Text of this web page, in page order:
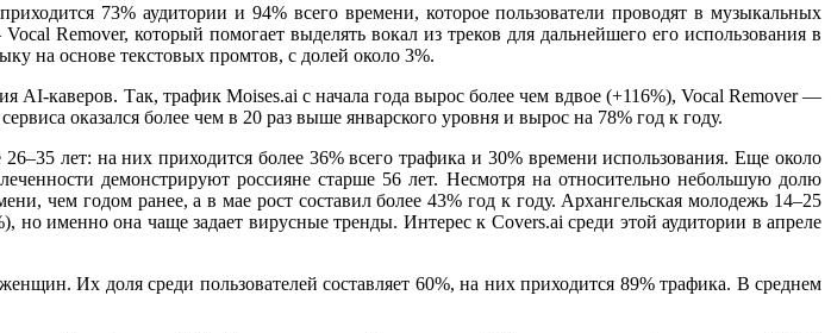
73% аудитории и 94% всего времени, которое пользователи проводят в музыкальных
Remover, который помогает выделять вокал из треков для дальнейшего его использования в
на основе текстовых промтов, с долей около 3%.
AI-каверов. Так, трафик Moises.ai с начала года вырос более чем вдвое (+116%), Vocal Remover —
оказался более чем в 20 раз выше январского уровня и вырос на 78% год к году.
лет: на них приходится более 36% всего трафика и 30% времени использования. Еще около
демонстрируют россияне старше 56 лет. Несмотря на относительно небольшую долю
чем годом ранее, а в мае рост составил более 43% год к году. Архангельская молодежь 14–25
именно она чаще задает вирусные тренды. Интерес к Covers.ai среди этой аудитории в апреле
Их доля среди пользователей составляет 60%, на них приходится 89% трафика. В среднем